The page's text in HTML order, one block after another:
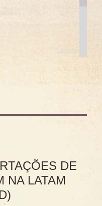
DE
NA LATAM